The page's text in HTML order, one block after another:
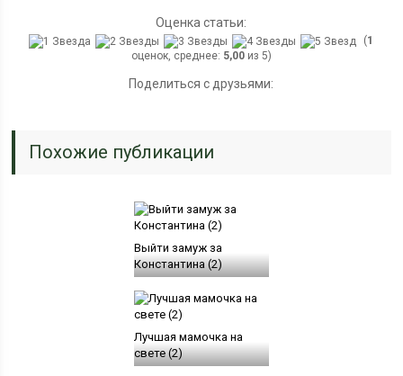
Оценка статьи:
(1
оценок, среднее: 5,00из 5)
Поделиться с друзьями:
Похожие публикации
Выйти замуж за
Константина (2)
Лучшая мамочка на
свете (2)